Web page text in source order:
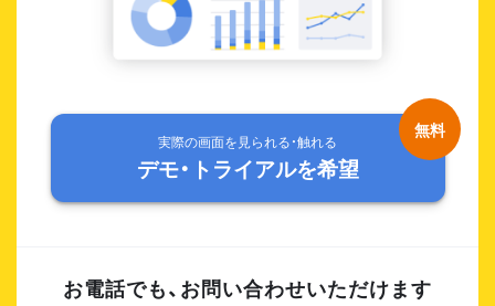
実際の画面を見られる・触れる
デモ・トライアルを希望
お電話でも、お問い合わせいただけます